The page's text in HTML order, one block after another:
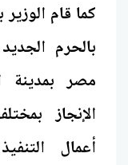
كما قام
بالحرم
مصر بمدينة
الإنجاز
أعمال